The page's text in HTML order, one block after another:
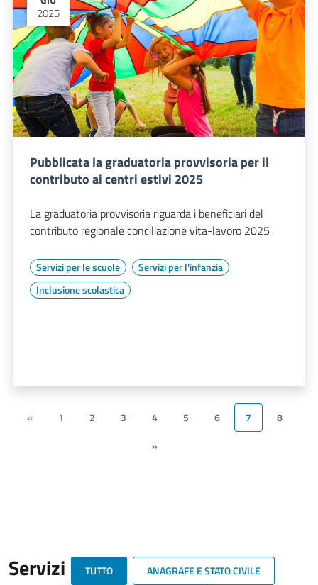
2025
Pubblicata la graduatoria provvisoria per il
contributo ai centri estivi 2025
La graduatoria provvisoria riguarda i beneficiari del
contributo regionale conciliazione vita-lavoro 2025
Servizi per le scuole
Servizi per l'infanzia
Inclusione scolastica
« 1 2 3 4 5 6 7
8
»
Servizi TUTTO
ANAGRAFE E STATO CIVILE